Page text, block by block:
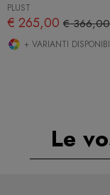
PLUST
€ 265,00 € 366,00
+ VARIANTI
Le